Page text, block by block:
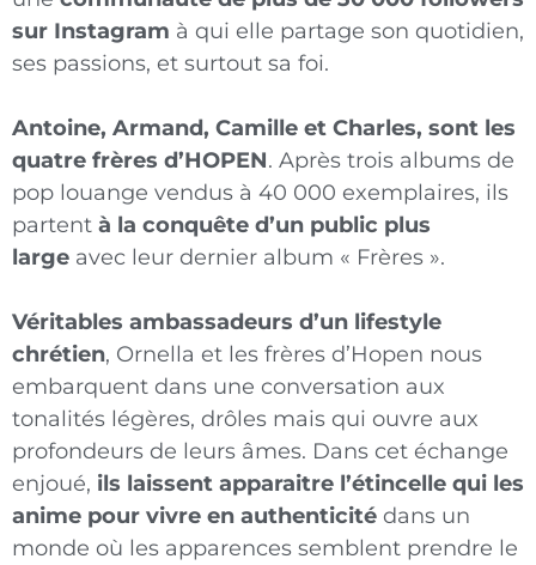
sur Instagram à qui elle partage son quotidien,
ses passions, et surtout sa foi.
Antoine, Armand, Camille et Charles, sont les
quatre frères d’HOPEN. Après trois albums de
pop louange vendus à 40 000 exemplaires, ils
partent à la conquête d’un public plus
large avec leur dernier album « Frères ».
Véritables ambassadeurs d’un lifestyle
chrétien, Ornella et les frères d’Hopen nous
embarquent dans une conversation aux
tonalités légères, drôles mais qui ouvre aux
profondeurs de leurs âmes. Dans cet échange
enjoué, ils laissent apparaitre l’étincelle qui les
anime pour vivre en authenticité dans un
monde où les apparences semblent prendre le